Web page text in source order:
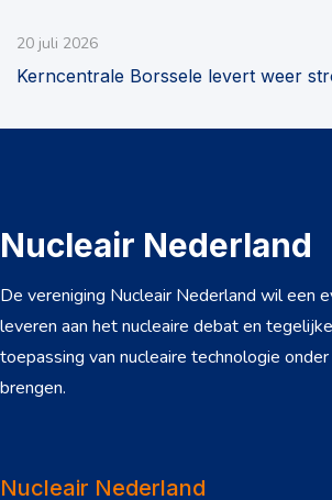
Kerncentrale Borssele levert weer
20 juli 2026
Nucleair Nederland
De vereniging Nucleair Nederland wil een
leveren aan het nucleaire debat en
toepassing van nucleaire technologie
brengen.
Nucleair Nederland